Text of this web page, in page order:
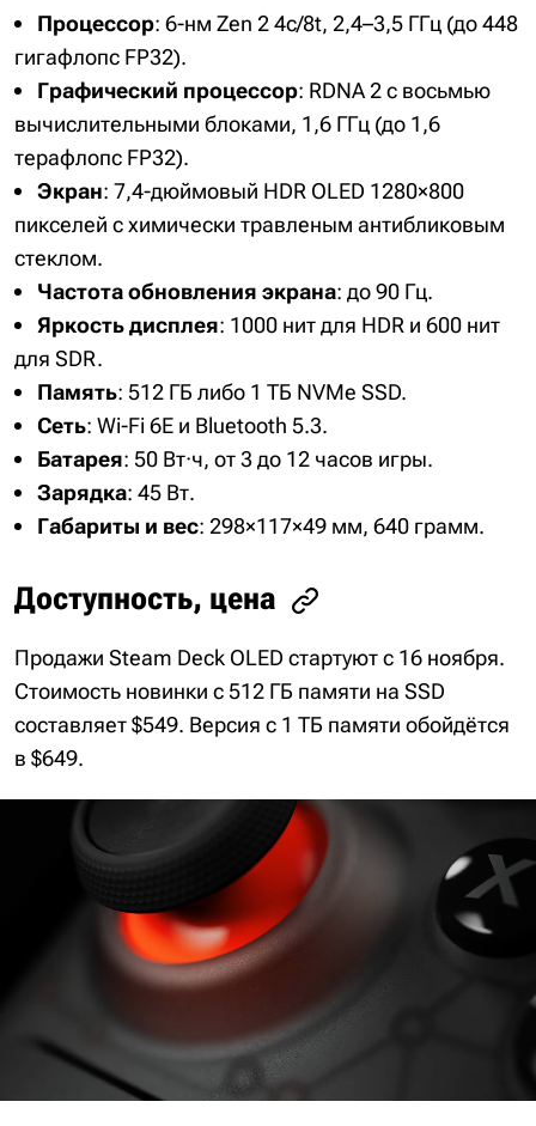
Процессор: 6-нм Zen 2 4c/8t, 2,4–3,5 ГГц (до 448
гигафлопс FP32).
Графический процессор: RDNA 2 с восьмью
вычислительными блоками, 1,6 ГГц (до 1,6
терафлопс FP32).
Экран: 7,4-дюймовый HDR OLED 1280×800
пикселей с химически травленым антибликовым
стеклом.
Частота обновления экрана: до 90 Гц.
Яркость дисплея: 1000 нит для HDR и 600 нит
для SDR.
Память: 512 ГБ либо 1 ТБ NVMe SSD.
Сеть: Wi-Fi 6E и Bluetooth 5.3.
Батарея: 50 Вт·ч, от 3 до 12 часов игры.
Зарядка: 45 Вт.
Габариты и вес: 298×117×49 мм, 640 грамм.
Доступность, цена
Продажи Steam Deck OLED стартуют с 16 ноября.
Стоимость новинки с 512 ГБ памяти на SSD
составляет $549. Версия с 1 ТБ памяти обойдётся
в $649.